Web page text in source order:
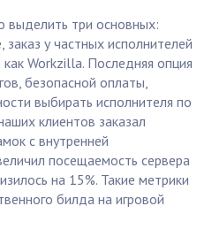
три основных:
у частных исполнителей
Workzilla. Последняя опция
безопасной оплаты,
выбирать исполнителя по
клиентов заказал
с внутренней
посещаемость сервера
на 15%. Такие метрики
билда на игровой